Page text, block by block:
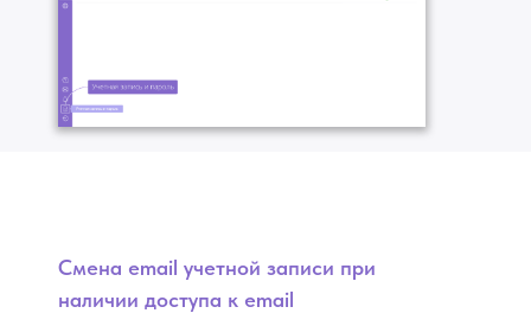
Смена email учетной записи при
наличии доступа к email